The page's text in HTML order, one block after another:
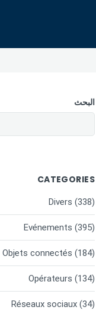
البحث
CATEGORIES
Divers (338)
Evénements (395)
Objets connectés (184)
Opérateurs (134)
Réseaux sociaux (34)